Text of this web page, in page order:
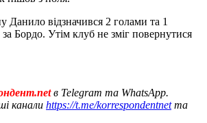
Данило відзначився 2 голами та 1
Бордо. Утім клуб не зміг повернутися
в Telegram та WhatsApp.
канали https://t.me/korrespondentnetта